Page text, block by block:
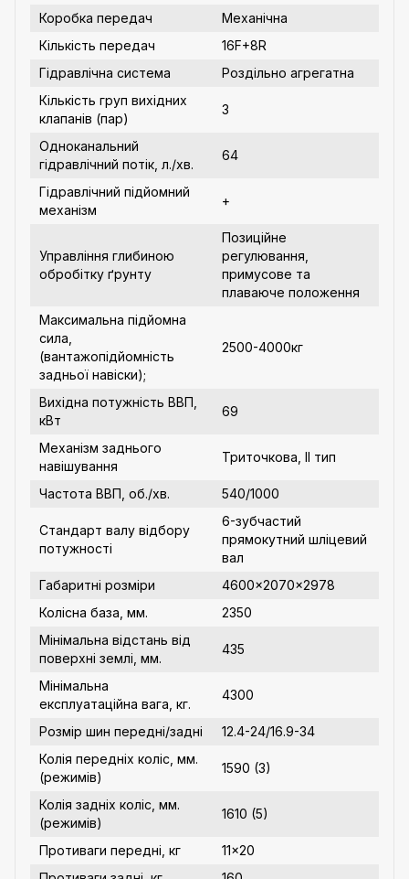
Коробка передач
Механічна
Кількість передач
16F+8R
Гідравлічна система
Роздільно агрегатна
Кількість груп вихідних
клапанів (пар)
3
Одноканальний
гідравлічний потік, л./хв.
64
Гідравлічний підйомний
механізм
+
Управління глибиною
обробітку ґрунту
Позиційне
регулювання,
примусове та
плаваюче положення
Максимальна підйомна
сила,
(вантажопідйомність
задньої навіски);
2500-4000кг
Вихідна потужність ВВП,
кВт
69
Механізм заднього
навішування
Триточкова, ІІ тип
Частота ВВП, об./хв. 540/1000
Стандарт валу відбору
потужності
6-зубчастий
прямокутний шліцевий
вал
Габаритні розміри
4600x2070x2978
Колісна база, мм.
2350
Мінімальна відстань від
поверхні землі, мм.
435
Мінімальна
експлуатаційна вага, кг.
4300
Розмір шин передні/задні
12.4-24/16.9-34
Колія передніх коліс, мм.
(режимів)
1590 (3)
Колія задніх коліс, мм.
(режимів)
1610 (5)
Противаги передні, кг
11×20